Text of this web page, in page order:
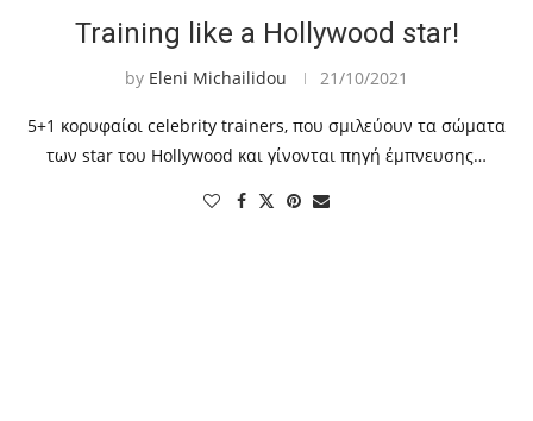
Training like a Hollywood star!
by Eleni Michailidou 21/10/2021
5+1 κορυφαίοι celebrity trainers, που σμιλεύουν τα σώματα
των star του Hollywood και γίνονται πηγή έμπνευσης…